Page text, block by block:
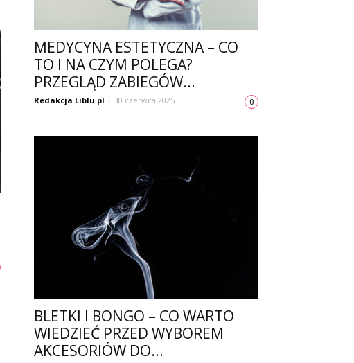
MEDYCYNA ESTETYCZNA – CO
TO I NA CZYM POLEGA?
PRZEGLĄD ZABIEGÓW...
Redakcja Liblu.pl - 30 czerwca 2025 0
BLETKI I BONGO – CO WARTO
WIEDZIEĆ PRZED WYBOREM
AKCESORIÓW DO...